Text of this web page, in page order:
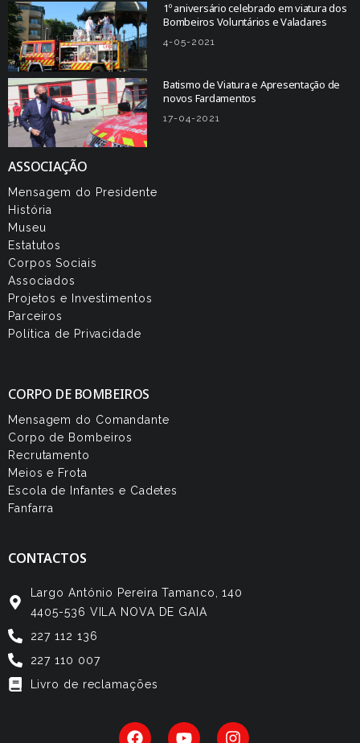
1º aniversário celebrado em viatura dos
Bombeiros Voluntários e Valadares
4-05-2021
Batismo de Viatura e Apresentação de
novos Fardamentos
17-04-2021
ASSOCIAÇÃO
Mensagem do Presidente
História
Museu
Estatutos
Corpos Sociais
Associados
Projetos e Investimentos
Parceiros
Política de Privacidade
CORPO DE BOMBEIROS
Mensagem do Comandante
Corpo de Bombeiros
Recrutamento
Meios e Frota
Escola de Infantes e Cadetes
Fanfarra
CONTACTOS
Largo António Pereira Tamanco, 140
4405-536 VILA NOVA DE GAIA
227 112 136
227 110 007
Livro de reclamações